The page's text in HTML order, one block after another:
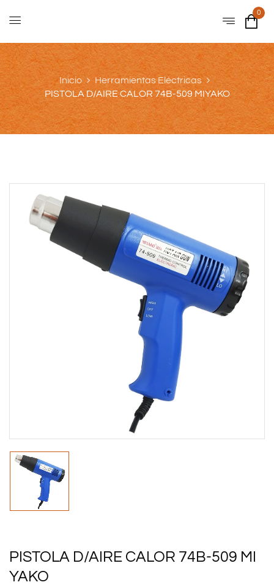
0
Inicio
Herramientas Eléctricas
PISTOLA D/AIRE CALOR 74B-509 MIYAKO
PISTOLA D/AIRE CALOR 74B-509 MI
YAKO